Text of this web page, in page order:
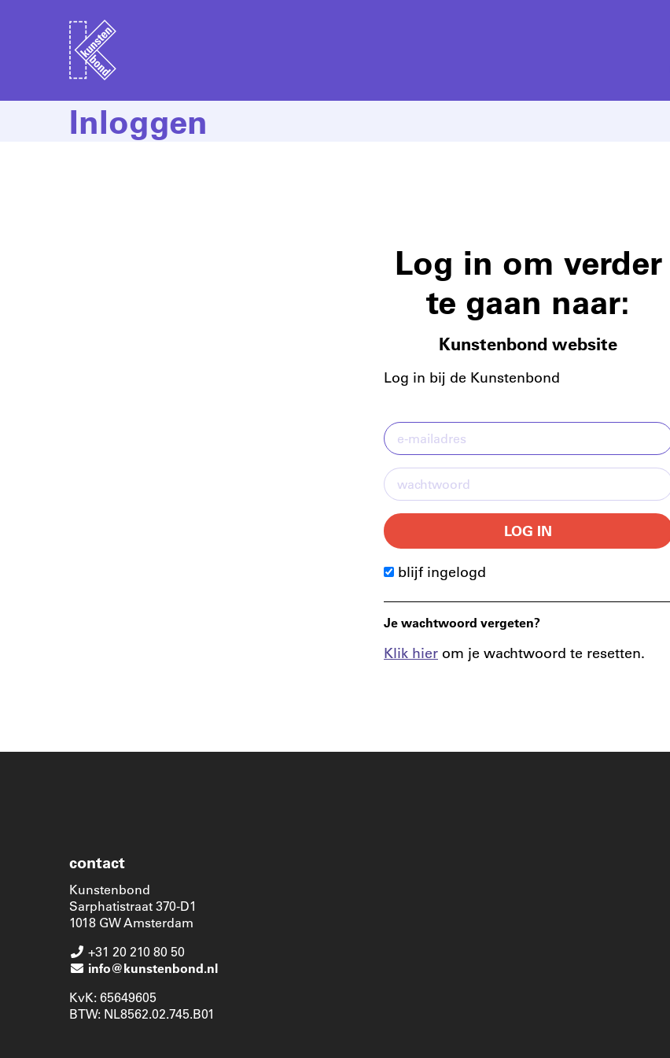
Inloggen
Log in om verder
te gaan naar:
Kunstenbond website
Log in bij de Kunstenbond
LOG IN
blijf ingelogd
Je wachtwoord vergeten?
Klik hier om je wachtwoord te resetten.
contact
Kunstenbond
Sarphatistraat 370-D1
1018 GW Amsterdam
+31 20 210 80 50
info@kunstenbond.nl
KvK: 65649605
BTW: NL8562.02.745.B01